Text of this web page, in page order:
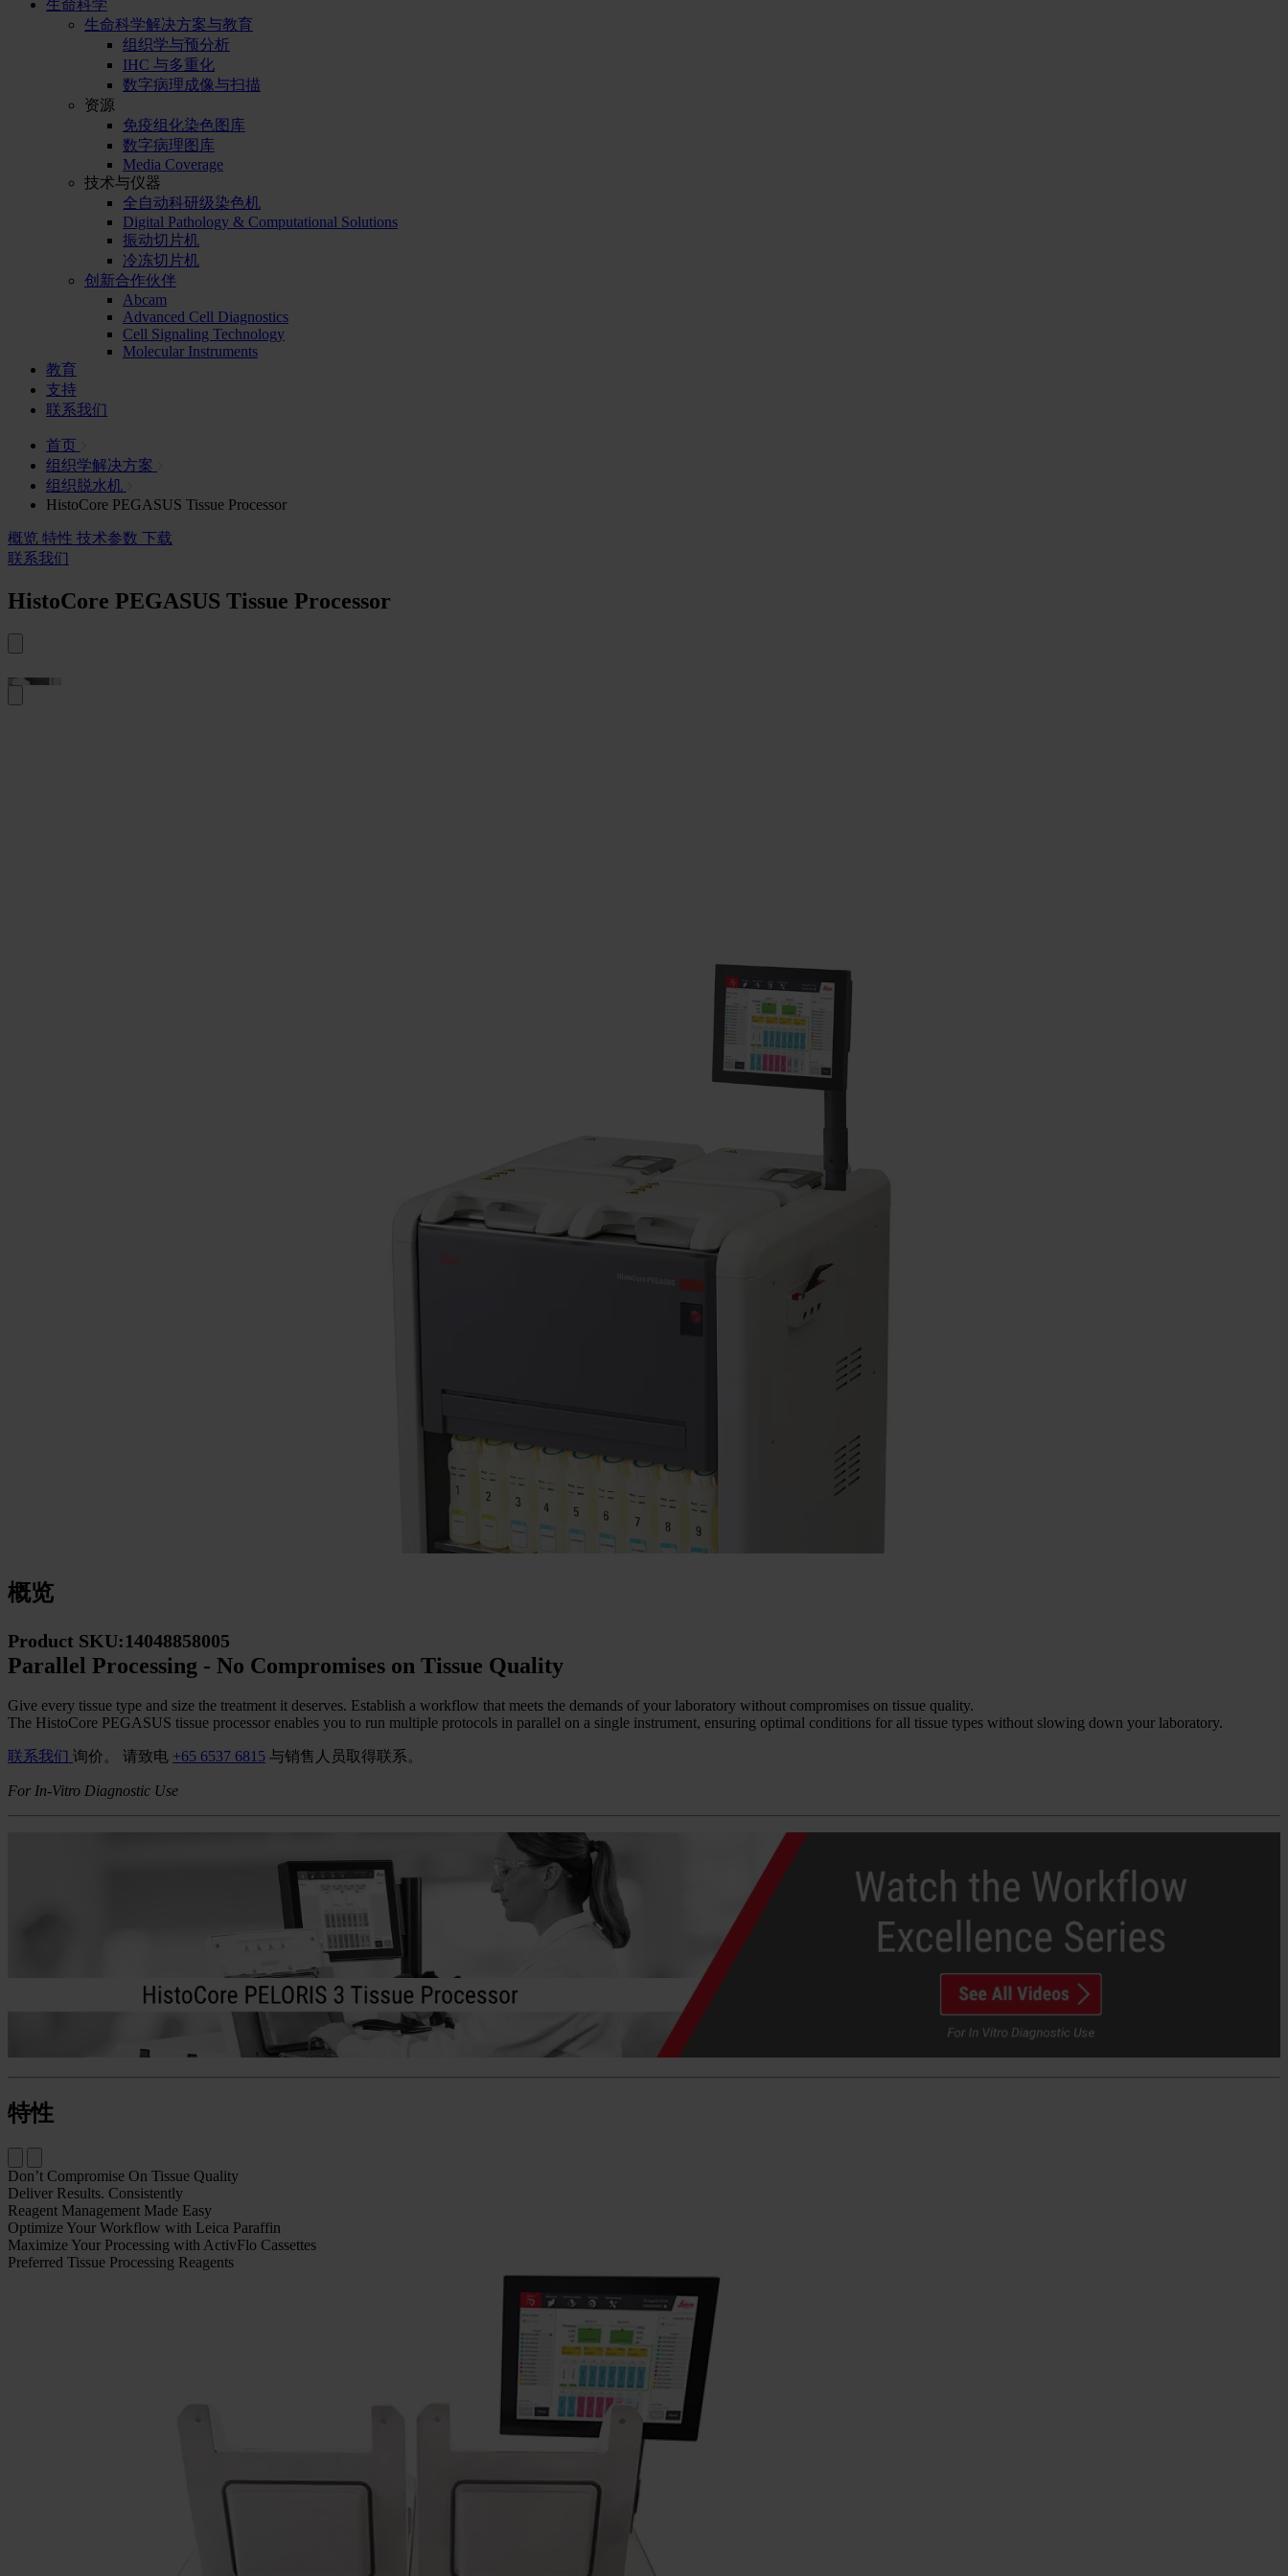
生命科学
生命科学解决方案与教育
组织学与预分析
IHC 与多重化
数字病理成像与扫描
资源
免疫组化染色图库
数字病理图库
Media Coverage
技术与仪器
全自动科研级染色机
Digital Pathology & Computational Solutions
振动切片机
冷冻切片机
创新合作伙伴
Abcam
Advanced Cell Diagnostics
Cell Signaling Technology
Molecular Instruments
教育
支持
联系我们
首页
组织学解决方案
组织脱水机
HistoCore PEGASUS Tissue Processor
概览 特性 技术参数 下载
联系我们
HistoCore PEGASUS Tissue Processor
概览
Product SKU:14048858005
Parallel Processing - No Compromises on Tissue Quality
Give every tissue type and size the treatment it deserves. Establish a workflow that meets the demands of your laboratory without compromises on tissue quality.
The HistoCore PEGASUS tissue processor enables you to run multiple protocols in parallel on a single instrument, ensuring optimal conditions for all tissue types without slowing down your laboratory.
联系我们 询价。 请致电 +65 6537 6815 与销售人员取得联系。
For In-Vitro Diagnostic Use
特性
Don’t Compromise On Tissue Quality
Deliver Results. Consistently
Reagent Management Made Easy
Optimize Your Workflow with Leica Paraffin
Maximize Your Processing with ActivFlo Cassettes
Preferred Tissue Processing Reagents